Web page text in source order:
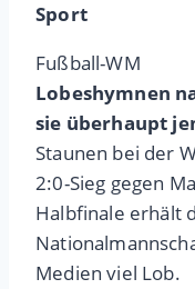
Sport
Fußball-WM
Lobeshymnen
sie überhaupt
Staunen bei der
2:0-Sieg gegen
Halbfinale erhält
Medien viel Lob.